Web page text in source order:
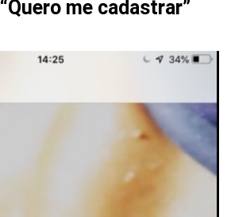
“Quero me cadastrar”